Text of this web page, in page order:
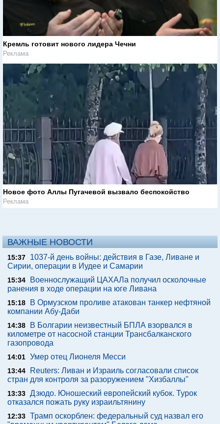
Кремль готовит нового лидера Чечни
Реклама
Новое фото Аллы Пугачевой вызвало беспокойство
Реклама
ВАЖНЫЕ НОВОСТИ
15:37
1037-й день войны: действия в Газе, Ливане и
Сирии, операции в Иудее и Самарии
15:34
Военнослужащий ЦАХАЛа получил осколочные
ранения в ходе операции на юге Ливана
15:18
В Ормузском проливе атакован танкер нефтяной
компании Абу-Даби
14:38
В Болгарии неизвестный БПЛА взорвался в
километре от насосной станции Трансбалканского
газопровода
14:01 Умер отец Лионеля Месси
13:44
Reuters: Ливан и Израиль согласовали список
стран для контроля за разоружением "Хизбаллы"
13:33 Дзюдо. Юношеский европейский кубок. Турок
отказался пожать руку израильтянину
12:33 Трамп оскорблен: федеральный суд назвал его